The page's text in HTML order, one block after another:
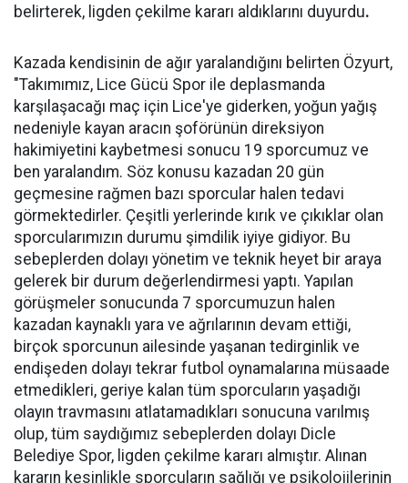
belirterek, ligden çekilme kararı aldıklarını duyurdu.
Kazada kendisinin de ağır yaralandığını belirten Özyurt,
"Takımımız, Lice Gücü Spor ile deplasmanda
karşılaşacağı maç için Lice'ye giderken, yoğun yağış
nedeniyle kayan aracın şoförünün direksiyon
hakimiyetini kaybetmesi sonucu 19 sporcumuz ve
ben yaralandım. Söz konusu kazadan 20 gün
geçmesine rağmen bazı sporcular halen tedavi
görmektedirler. Çeşitli yerlerinde kırık ve çıkıklar olan
sporcularımızın durumu şimdilik iyiye gidiyor. Bu
sebeplerden dolayı yönetim ve teknik heyet bir araya
gelerek bir durum değerlendirmesi yaptı. Yapılan
görüşmeler sonucunda 7 sporcumuzun halen
kazadan kaynaklı yara ve ağrılarının devam ettiği,
birçok sporcunun ailesinde yaşanan tedirginlik ve
endişeden dolayı tekrar futbol oynamalarına müsaade
etmedikleri, geriye kalan tüm sporcuların yaşadığı
olayın travmasını atlatamadıkları sonucuna varılmış
olup, tüm saydığımız sebeplerden dolayı Dicle
Belediye Spor, ligden çekilme kararı almıştır. Alınan
kararın kesinlikle sporcuların sağlığı ve psikolojilerinin